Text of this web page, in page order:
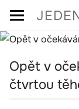
Skip
content
Opět v
čtvrtou